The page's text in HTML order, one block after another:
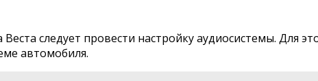
следует провести настройку аудиосистемы. Для
автомобиля.